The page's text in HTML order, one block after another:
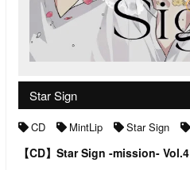
Star Sign
CD MintLip Star Sign
【CD】Star Sign -mission- Vol.4